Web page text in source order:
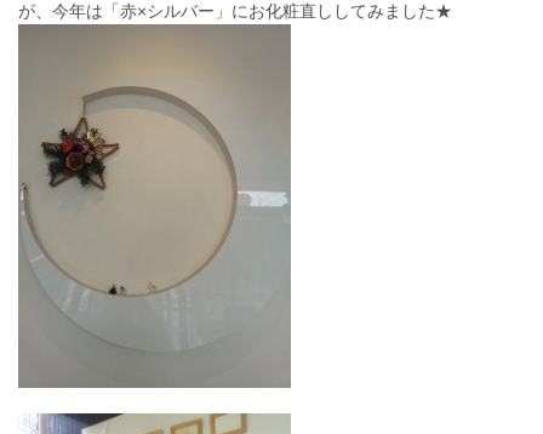
が、今年は「赤×シルバー」にお化粧直ししてみました★